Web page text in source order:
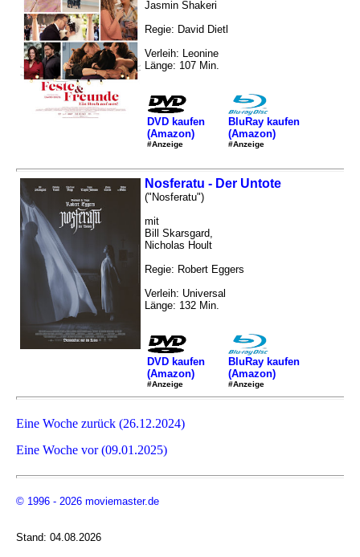
Jasmin Shakeri
Regie: David Dietl
Verleih: Leonine
Länge: 107 Min.
DVD kaufen
(Amazon)
#Anzeige
BluRay kaufen
(Amazon)
#Anzeige
Nosferatu - Der Untote
("Nosferatu")
mit
Bill Skarsgard,
Nicholas Hoult
Regie: Robert Eggers
Verleih: Universal
Länge: 132 Min.
DVD kaufen
(Amazon)
#Anzeige
BluRay kaufen
(Amazon)
#Anzeige
Eine Woche zurück (26.12.2024)
Eine Woche vor (09.01.2025)
© 1996 - 2026 moviemaster.de
Stand: 04.08.2026